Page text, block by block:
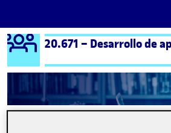
Saltar al contenido
Logo Ágora